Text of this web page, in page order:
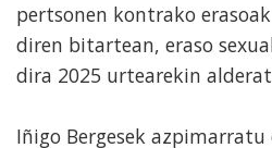
pertsonen kontrako
diren bitartean, eraso
dira 2025 urtearekin
Iñigo Bergesek